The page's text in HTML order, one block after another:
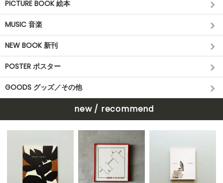
PICTURE BOOK 絵本
MUSIC 音楽
NEW BOOK 新刊
POSTER ポスター
GOODS グッズ／その他
new / recommend